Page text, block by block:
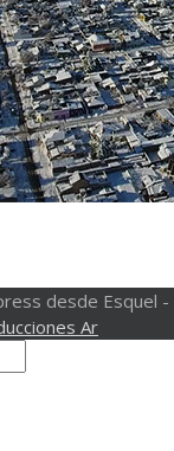
desde Esquel -
Ar